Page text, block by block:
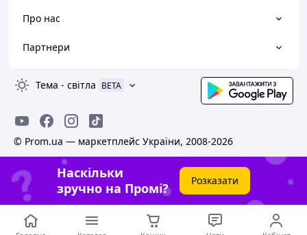
Про нас
Партнери
Тема - світла BETA
© Prom.ua — маркетплейс України, 2008-2026
Наскільки
зручно на Промі?
Розказати